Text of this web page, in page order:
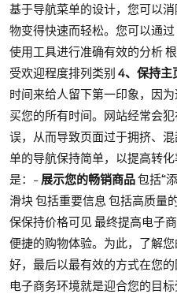
基于导航菜单的设计，您可以
物变得快速而轻松。您可以通
使用工具进行准确有效的分析
受欢迎程度排列类别 4、保持主
时间来给人留下第一印象，因
买您的所有时间。网站经常会
误，从而导致页面过于拥挤、
单的导航保持简单，以提高转
是：- 展示您的畅销商品包括“
滑块 包括重要信息 包括高质量
保保持价格可见 最终提高电子
便捷的购物体验。为此，了解
好，最后以最有效的方式在您
电子商务环境就是迎合您的目